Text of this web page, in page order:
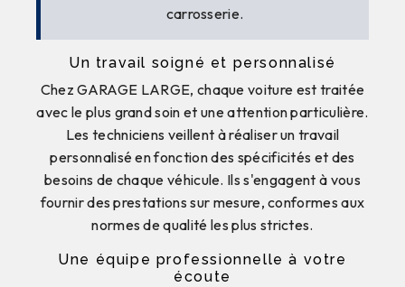
carrosserie.
Un travail soigné et personnalisé
Chez GARAGE LARGE, chaque voiture est traitée
avec le plus grand soin et une attention particulière.
Les techniciens veillent à réaliser un travail
personnalisé en fonction des spécificités et des
besoins de chaque véhicule. Ils s'engagent à vous
fournir des prestations sur mesure, conformes aux
normes de qualité les plus strictes.
Une équipe professionnelle à votre
écoute